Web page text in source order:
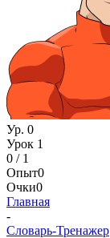
Ур. 0
Урок 1
0 / 1
Опыт0
Очки0
Главная
-
Словарь-Тренажер